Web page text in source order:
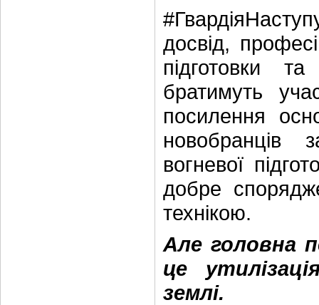
досвід,
підготовки
братимуть
посилення
новобранців
вогневої
добре
технікою.
Але головна
це
землі.